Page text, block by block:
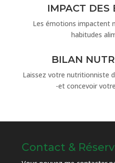
IMPACT DES
Les émotions impactent
habitudes
BILAN
Laissez votre nutritionniste
-et concevoir
Contact &